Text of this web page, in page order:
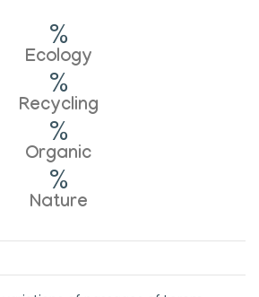
Ecology
Recycling
Organic
Nature